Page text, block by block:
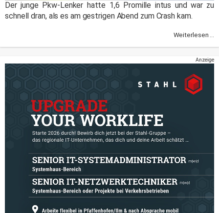
Der junge Pkw-Lenker hatte 1,6 Promille intus und war zu
schnell dran, als es am gestrigen Abend zum Crash kam.
Weiterlesen ...
Anzeige